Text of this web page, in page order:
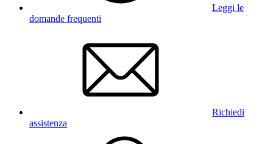
Leggi le
domande frequenti
Richiedi
assistenza